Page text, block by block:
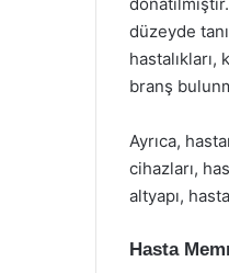
düzeyde
branş
Ayrıca,
cihazları,
altyapı,
Hasta